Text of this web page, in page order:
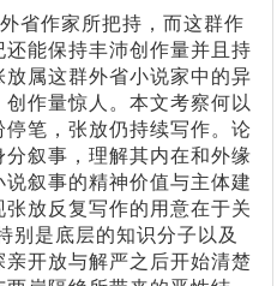
作家所把持，而这群作
能保持丰沛创作量并且持
属这群外省小说家中的异
作量惊人。本文考察何以
笔，张放仍持续写作。论
叙事，理解其内在和外缘
叙事的精神价值与主体建
放反复写作的用意在于关
别是底层的知识分子以及
开放与解严之后开始清楚